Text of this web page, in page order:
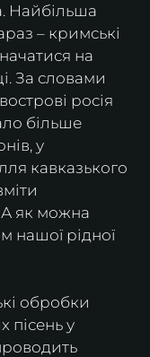
Найбільша
– кримські
на
За словами
росія
більше
у
кавказького
А як можна
нашої рідної
обробки
пісень у